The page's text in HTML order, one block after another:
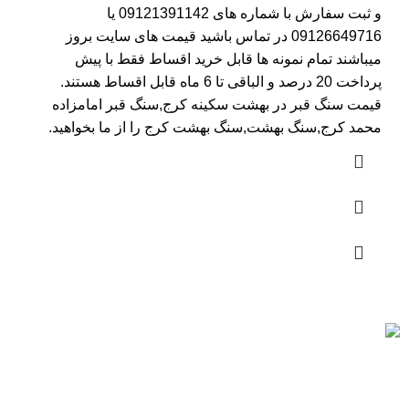
و ثبت سفارش با شماره های 09121391142 یا
09126649716 در تماس باشید قیمت های سایت بروز
میباشند تمام نمونه ها قابل خرید اقساط فقط با پیش
پرداخت 20 درصد و الباقی تا 6 ماه قابل اقساط هستند.
قیمت سنگ قبر در بهشت سکینه کرج,سنگ قبر امامزاده
محمد کرج,سنگ بهشت,سنگ بهشت کرج را از ما بخواهید.